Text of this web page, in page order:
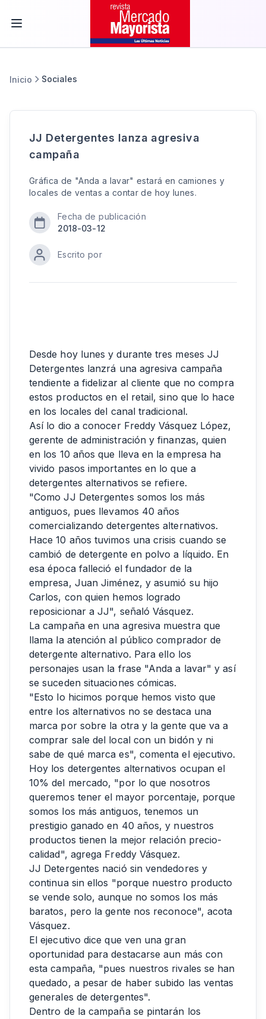
Inicio Sociales
JJ Detergentes lanza agresiva
campaña
Gráfica de "Anda a lavar" estará en camiones y
locales de ventas a contar de hoy lunes.
Fecha de publicación
2018-03-12
Escrito por
Desde hoy lunes y durante tres meses JJ
Detergentes lanzrá una agresiva campaña
tendiente a fidelizar al cliente que no compra
estos productos en el retail, sino que lo hace
en los locales del canal tradicional.
Así lo dio a conocer Freddy Vásquez López,
gerente de administración y finanzas, quien
en los 10 años que lleva en la empresa ha
vivido pasos importantes en lo que a
detergentes alternativos se refiere.
"Como JJ Detergentes somos los más
antiguos, pues llevamos 40 años
comercializando detergentes alternativos.
Hace 10 años tuvimos una crisis cuando se
cambió de detergente en polvo a líquido. En
esa época falleció el fundador de la
empresa, Juan Jiménez, y asumió su hijo
Carlos, con quien hemos logrado
reposicionar a JJ", señaló Vásquez.
La campaña en una agresiva muestra que
llama la atención al público comprador de
detergente alternativo. Para ello los
personajes usan la frase "Anda a lavar" y así
se suceden situaciones cómicas.
"Esto lo hicimos porque hemos visto que
entre los alternativos no se destaca una
marca por sobre la otra y la gente que va a
comprar sale del local con un bidón y ni
sabe de qué marca es", comenta el ejecutivo.
Hoy los detergentes alternativos ocupan el
10% del mercado, "por lo que nosotros
queremos tener el mayor porcentaje, porque
somos los más antiguos, tenemos un
prestigio ganado en 40 años, y nuestros
productos tienen la mejor relación precio-
calidad", agrega Freddy Vásquez.
JJ Detergentes nació sin vendedores y
continua sin ellos "porque nuestro producto
se vende solo, aunque no somos los más
baratos, pero la gente nos reconoce", acota
Vásquez.
El ejecutivo dice que ven una gran
oportunidad para destacarse aun más con
esta campaña, "pues nuestros rivales se han
quedado, a pesar de haber subido las ventas
generales de detergentes".
Dentro de la campaña se pintarán los